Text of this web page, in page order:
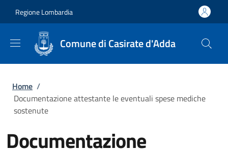
Regione Lombardia
Comune di Casirate d'Adda
Briciole di pane
Home /
Documentazione attestante le eventuali spese mediche
sostenute
Documentazione